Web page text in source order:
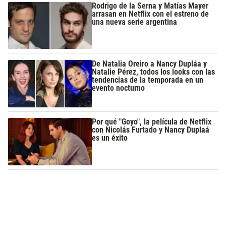
Rodrigo de la Serna y Matías Mayer
arrasan en Netflix con el estreno de
una nueva serie argentina
De Natalia Oreiro a Nancy Dupláa y
Natalie Pérez, todos los looks con las
tendencias de la temporada en un
evento nocturno
Por qué "Goyo", la película de Netflix
con Nicolás Furtado y Nancy Duplaá
es un éxito